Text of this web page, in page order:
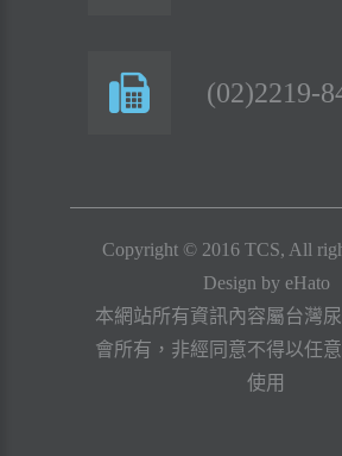
(02)2219-
Copyright © 2016 TCS, All
Design by eHato
本網站所有資訊內容屬台灣
會所有，非經同意不得以任
使用